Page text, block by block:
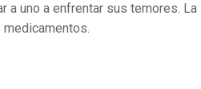
a uno a enfrentar sus temores. La
medicamentos.